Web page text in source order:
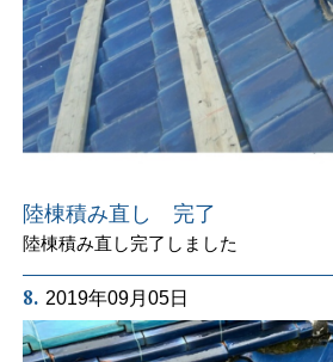
陸棟積み直し 完了
陸棟積み直し完了しました
8. 2019年09月05日